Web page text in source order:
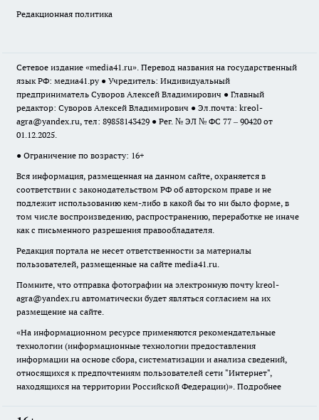
Редакционная политика
Сетевое издание «media41.ru». Перевод названия на государственный
язык РФ: медиа41.ру ● Учредитель: Индивидуальный
предприниматель Суворов Алексей Владимирович ● Главный
редактор: Суворов Алексей Владимирович ● Эл.почта: kreol-
agra@yandex.ru, тел: 89858143429 ● Рег. № ЭЛ № ФС 77 – 90420 от
01.12.2025.
● Ограничение по возрасту: 16+
Вся информация, размещенная на данном сайте, охраняется в
соответствии с законодательством РФ об авторском праве и не
подлежит использованию кем-либо в какой бы то ни было форме, в
том числе воспроизведению, распространению, переработке не иначе
как с письменного разрешения правообладателя.
Редакция портала не несет ответственности за материалы
пользователей, размещенные на сайте media41.ru.
Помните, что отправка фотографии на электронную почту kreol-
agra@yandex.ru автоматически будет являться согласием на их
размещение на сайте.
«На информационном ресурсе применяются рекомендательные
технологии (информационные технологии предоставления
информации на основе сбора, систематизации и анализа сведений,
относящихся к предпочтениям пользователей сети "Интернет",
находящихся на территории Российской Федерации)». Подробнее